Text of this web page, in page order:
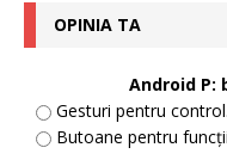
OPINIA TA
Android P:
Gesturi pentru control.
Butoane pentru